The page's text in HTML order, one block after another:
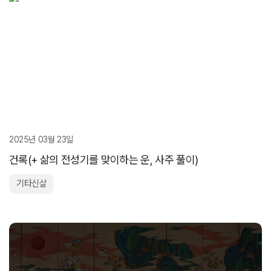
2025년 03월 23일
건록(+ 삶의 전성기를 맞이하는 운, 사주 풀이)
기타신살